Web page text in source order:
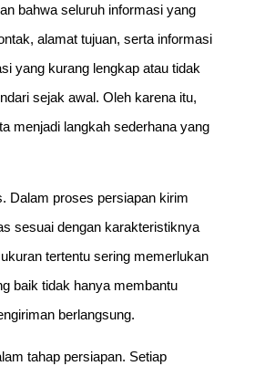
bahwa seluruh informasi yang
alamat tujuan, serta informasi
yang kurang lengkap atau tidak
sejak awal. Oleh karena itu,
menjadi langkah sederhana yang
Dalam proses persiapan kirim
sesuai dengan karakteristiknya
tertentu sering memerlukan
baik tidak hanya membantu
berlangsung.
tahap persiapan. Setiap